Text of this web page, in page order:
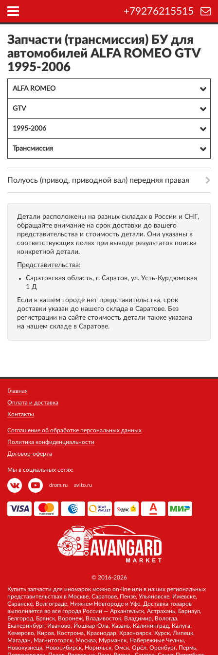
+79276215515
Запчасти (трансмиссия) БУ для
автомобилей ALFA ROMEO GTV
1995-2006
ALFA ROMEO
GTV
1995-2006
Трансмиссия
Полуось (привод, приводной вал) передняя правая
Детали расположены на разных складах в России и СНГ,
обращайте внимание на срок доставки до вашего
представительства и стоимость детали. Они указаны в
соответствующих полях при выводе результатов поиска
конкретной детали.
Представительства:
Саратовская область, г. Саратов, ул. Усть-Курдюмская
1 Д
Если в вашем городе нет представительства, срок
доставки указан до нашего склада в Саратове. Без
регистрации на сайте стоимость детали также указана
на нашем складе в Саратове.
Главная
Оплата и доставка
Контакты
Соглашение об обработке персональных данных
Политика конфиденциальности
Договор-оферта
Мы в социальных сетях:
drom.ru avito.ru
© 2016-2026
Купить запчасти для иномарок можно on-line или в наших региональных
представительствах в Москве, Саратове, Пензе, Ульяновске, Ижевске,
Саранске, Волгограде, Нижнем Новгороде и Уфе. Доставка товаров
выполняется во все города России — Архангельск, Астрахань, Барнаул,
Белгород, Брянск, Воронеж, Владивосток, Владимир, Вологда,
Екатеринбург, Иваново, Йошкар-Ола, Казань, Калининград, Калуга,
Кемерово, Киров, Кострома, Краснодар, Красноярск, Курск, Липецк,
Магадан, Магнитогорск, Москва, Мурманск, Набережные Челны,
Новокузнецк, Новосибирск, Норильск, Омск, Орёл, Оренбург, Пермь,